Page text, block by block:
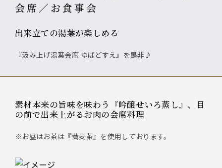
会席／お食事会
出来立ての湯葉が楽しめる
『汲み上げ湯葉会席 ゆばどすえ』を是非♪
素材本来の旨味を味わう『吟醸せいろ蒸し』、目
の前で出来上がるお肉の会席料理
※お昼はお茶は『蕎麦茶』を使用しております。